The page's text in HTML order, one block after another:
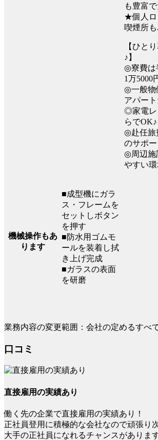
も豊富で
★個人ロ
喫煙所
【ひと
♪】
◎寮費は
1万5000
◎一般物
アパー
◎家電レ
らでOK♪
◎赴任旅
のサポー
◎周辺施
やすい環
機械操作もあ
ります
■成型機にガラ
ス・フレームを
セットしボタン
を押す
■防水用ゴムモ
ールを装着し拭
き上げ完成
■ガラスの表面
を研磨
業務内容の変更範囲：会社の定めるすべ
口コミ
直接雇用の実績あり
働く先の企業で直接雇用の実績あり！
正社員登用に積極的な会社なので頑張り
大手の正社員になれるチャンスがあります